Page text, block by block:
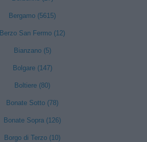
Bergamo (5615)
Berzo San Fermo (12)
Bianzano (5)
Bolgare (147)
Boltiere (80)
Bonate Sotto (78)
Bonate Sopra (126)
Borgo di Terzo (10)